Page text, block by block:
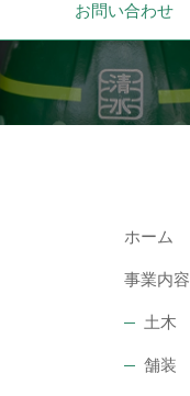
お問い合わせ
ホーム
事業内容
土木
舗装